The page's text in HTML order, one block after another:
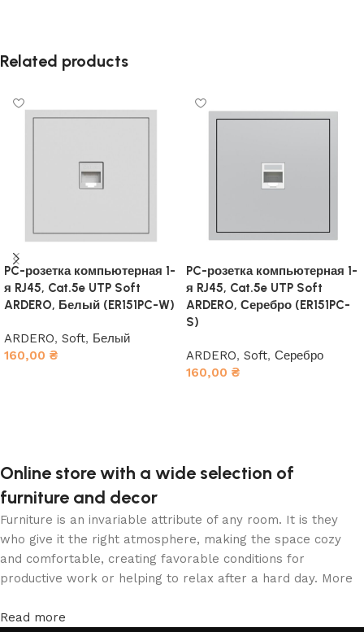
Related products
PC-розетка компьютерная 1-
я RJ45, Cat.5e UTP Soft
ARDERO, Белый (ER151PC-W)
ARDERO, Soft, Белый
160,00 ₴
PC-розетка компьютерная 1-
я RJ45, Cat.5e UTP Soft
ARDERO, Серебро (ER151PC-
S)
ARDERO, Soft, Серебро
160,00 ₴
Online store with a wide selection of
furniture and decor
Furniture is an invariable attribute of any room. It is they
who give it the right atmosphere, making the space cozy
and comfortable, creating favorable conditions for
productive work or helping to relax after a hard day. More
online store, when you can sit down at the computer in your
Read more